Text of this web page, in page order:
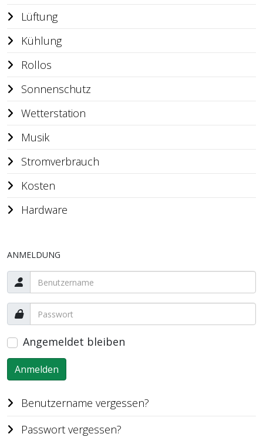
Lüftung
Kühlung
Rollos
Sonnenschutz
Wetterstation
Musik
Stromverbrauch
Kosten
Hardware
ANMELDUNG
Angemeldet bleiben
Anmelden
Benutzername vergessen?
Passwort vergessen?